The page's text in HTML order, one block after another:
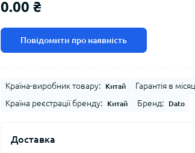
0.00 ₴
Повідомити про наявність
Країна-виробник товару: Китай Гарантія в
Країна реєстрації бренду: Китай Бренд: Dato
Доставка